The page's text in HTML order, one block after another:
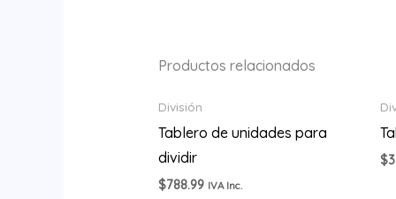
Productos relacionados
División
Tablero de unidades para
dividir
$788.99 IVA Inc.
$